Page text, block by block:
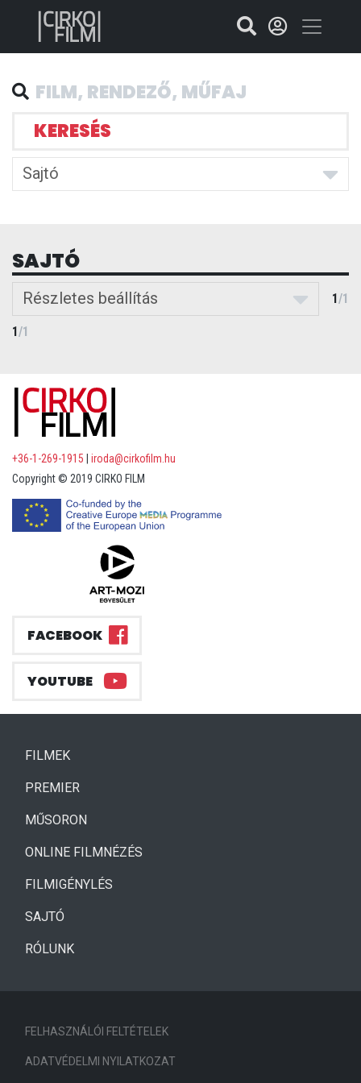
KERESÉS
Sajtó
SAJTÓ
Részletes beállítás 1/1
1/1
+36-1-269-1915
iroda@cirkofilm.hu
Copyright © 2019 CIRKO FILM
FACEBOOK
YOUTUBE
FILMEK(CURRENT)
PREMIER
MŰSORON
ONLINE FILMNÉZÉS
FILMIGÉNYLÉS
SAJTÓ
RÓLUNK
FELHASZNÁLÓI FELTÉTELEK
ADATVÉDELMI NYILATKOZAT